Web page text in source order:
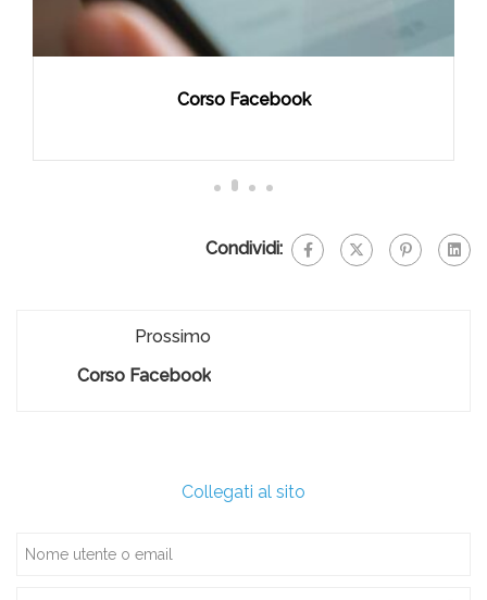
Corso Facebook
Condividi:
Prossimo
Corso Facebook
Collegati al sito